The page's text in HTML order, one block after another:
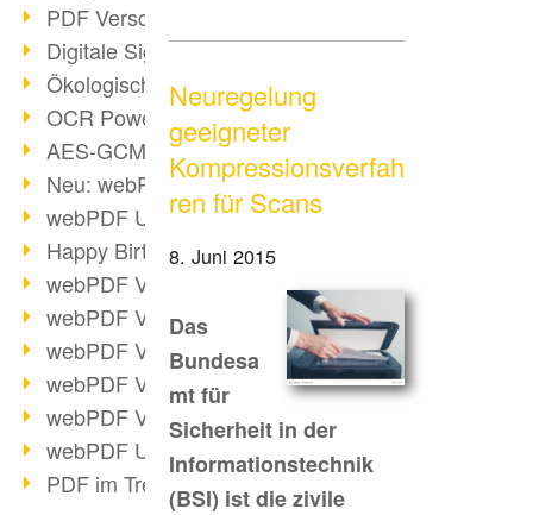
PDF Verschlüsselung
Digitale Signaturen
Ökologischen Abdruck reduzieren
OCR Power für Profis
AES-GCM-Unterstützung (PDF 2.0)
Neu: webPDF Developer Hub
webPDF Update 9.0.0.2898
Happy Birthday, PDF!
webPDF Video-Session 4
webPDF Video-Session 3
webPDF Video-Session 2
webPDF Video-Session 1
webPDF Video-Session Termine
webPDF Update 9.0.0.2843
PDF im Trend
Neuregelung
geeigneter
Kompressionsverfah
ren für Scans
8. Juni 2015
Das
Bundesa
mt für
Sicherheit in der
Informationstechnik
(BSI) ist die zivile